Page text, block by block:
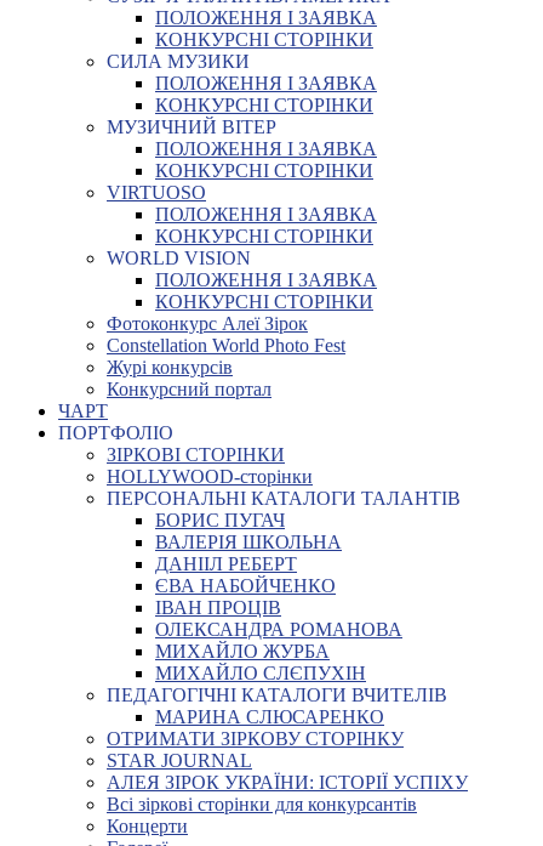
ПОЛОЖЕННЯ І ЗАЯВКА
КОНКУРСНІ СТОРІНКИ
СИЛА МУЗИКИ
ПОЛОЖЕННЯ І ЗАЯВКА
КОНКУРСНІ СТОРІНКИ
МУЗИЧНИЙ ВІТЕР
ПОЛОЖЕННЯ І ЗАЯВКА
КОНКУРСНІ СТОРІНКИ
VIRTUOSO
ПОЛОЖЕННЯ І ЗАЯВКА
КОНКУРСНІ СТОРІНКИ
WORLD VISION
ПОЛОЖЕННЯ І ЗАЯВКА
КОНКУРСНІ СТОРІНКИ
Фотоконкурс Алеї Зірок
Constellation World Photo Fest
Журі конкурсів
Конкурсний портал
ЧАРТ
ПОРТФОЛІО
ЗІРКОВІ СТОРІНКИ
HOLLYWOOD-сторінки
ПЕРСОНАЛЬНІ КАТАЛОГИ ТАЛАНТІВ
БОРИС ПУГАЧ
ВАЛЕРІЯ ШКОЛЬНА
ДАНІІЛ РЕБЕРТ
ЄВА НАБОЙЧЕНКО
ІВАН ПРОЦІВ
ОЛЕКСАНДРА РОМАНОВА
МИХАЙЛО ЖУРБА
МИХАЙЛО СЛЄПУХІН
ПЕДАГОГІЧНІ КАТАЛОГИ ВЧИТЕЛІВ
МАРИНА СЛЮСАРЕНКО
ОТРИМАТИ ЗІРКОВУ СТОРІНКУ
STAR JOURNAL
АЛЕЯ ЗІРОК УКРАЇНИ: ІСТОРІЇ УСПІХУ
Всі зіркові сторінки для конкурсантів
Концерти